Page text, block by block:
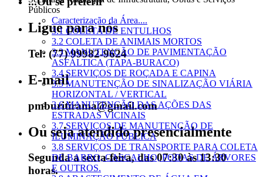
Ligue para nós
Tel: (77) 99982-9624
E-mail
pmburitirama@gmail.com
Ou seja atendido presencialmente
Segunda a sexta-feira, das 07:30 às 13:30
horas.
Públicos
Caracterização da Área....
3.1 COLETA DE ENTULHOS
3.2 COLETA DE ANIMAIS MORTOS
3.3 MANUTENÇÃO DE PAVIMENTAÇÃO
ASFÁLTICA (TAPA-BURACO)
3.4 SERVIÇOS DE ROÇADA E CAPINA
3.5 MANUTENÇÃO DE SINALIZAÇÃO VIÁRIA
HORIZONTAL / VERTICAL
3.6 MANUTENÇÃO DAS AÇÕES DAS
ESTRADAS VICINAIS
3.7 SERVIÇOS DE MANUTENÇÃO DE
ILUMINAÇÃO PÚBLICA
3.8 SERVIÇOS DE TRANSPORTE PARA COLETA
DE BARRO, CASCALHO, PODAS DE ÁRVORES
E OUTROS.